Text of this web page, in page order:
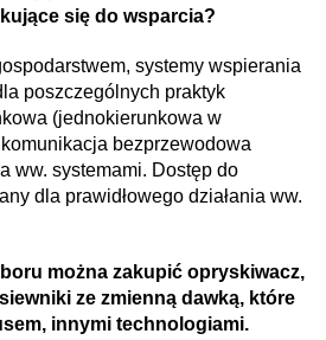
się do wsparcia?
systemy wspierania
poszczególnych praktyk
(jednokierunkowa w
bezprzewodowa
ww. systemami. Dostęp do
dla prawidłowego działania ww.
można zakupić opryskiwacz,
ze zmienną dawką, które
innymi technologiami.